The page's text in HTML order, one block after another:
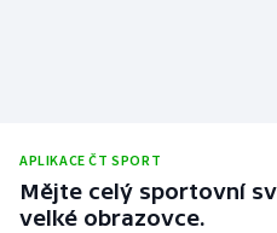
APLIKACE ČT SPORT
Mějte celý sportovní
velké obrazovce.